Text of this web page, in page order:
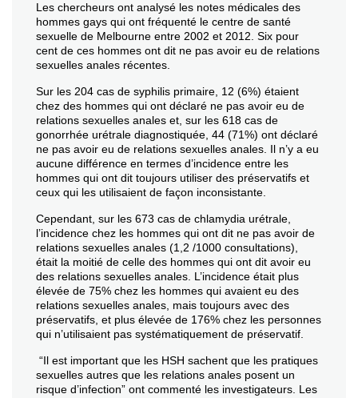
Les chercheurs ont analysé les notes médicales des
hommes gays qui ont fréquenté le centre de santé
sexuelle de Melbourne entre 2002 et 2012. Six pour
cent de ces hommes ont dit ne pas avoir eu de relations
sexuelles anales récentes.
Sur les 204 cas de syphilis primaire, 12 (6%) étaient
chez des hommes qui ont déclaré ne pas avoir eu de
relations sexuelles anales et, sur les 618 cas de
gonorrhée urétrale diagnostiquée, 44 (71%) ont déclaré
ne pas avoir eu de relations sexuelles anales. Il n’y a eu
aucune différence en termes d’incidence entre les
hommes qui ont dit toujours utiliser des préservatifs et
ceux qui les utilisaient de façon inconsistante.
Cependant, sur les 673 cas de chlamydia urétrale,
l’incidence chez les hommes qui ont dit ne pas avoir de
relations sexuelles anales (1,2 /1000 consultations),
était la moitié de celle des hommes qui ont dit avoir eu
des relations sexuelles anales. L’incidence était plus
élevée de 75% chez les hommes qui avaient eu des
relations sexuelles anales, mais toujours avec des
préservatifs, et plus élevée de 176% chez les personnes
qui n’utilisaient pas systématiquement de préservatif.
“Il est important que les HSH sachent que les pratiques
sexuelles autres que les relations anales posent un
risque d’infection” ont commenté les investigateurs. Les